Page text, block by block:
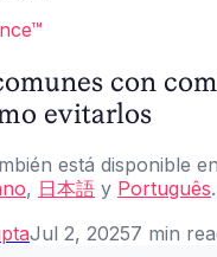
con
evitarlos
está disponible en
, 日本語 y Português.
Jul 2, 20257 min